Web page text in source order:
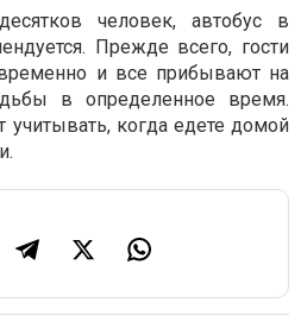
человек, автобус в
Прежде всего, гости
и все прибывают на
в определенное время.
учитывать, когда едете домой